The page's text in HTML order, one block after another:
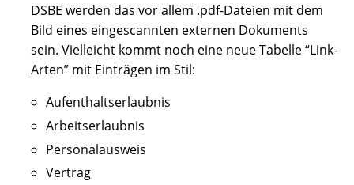
DSBE werden das vor allem .pdf-Dateien mit dem
Bild eines eingescannten externen Dokuments
sein. Vielleicht kommt noch eine neue Tabelle “Link-
Arten” mit Einträgen im Stil:
Aufenthaltserlaubnis
Arbeitserlaubnis
Personalausweis
Vertrag